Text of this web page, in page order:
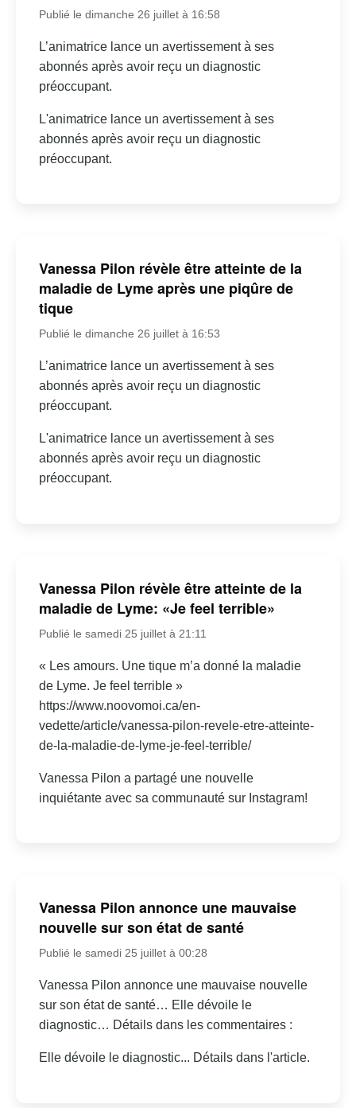
Publié le dimanche 26 juillet à 16:58
L’animatrice lance un avertissement à ses
abonnés après avoir reçu un diagnostic
préoccupant.
L'animatrice lance un avertissement à ses
abonnés après avoir reçu un diagnostic
préoccupant.
Vanessa Pilon révèle être atteinte de la
maladie de Lyme après une piqûre de
tique
Publié le dimanche 26 juillet à 16:53
L’animatrice lance un avertissement à ses
abonnés après avoir reçu un diagnostic
préoccupant.
L'animatrice lance un avertissement à ses
abonnés après avoir reçu un diagnostic
préoccupant.
Vanessa Pilon révèle être atteinte de la
maladie de Lyme: «Je feel terrible»
Publié le samedi 25 juillet à 21:11
« Les amours. Une tique m’a donné la maladie
de Lyme. Je feel terrible »
https://www.noovomoi.ca/en-
vedette/article/vanessa-pilon-revele-etre-atteinte-
de-la-maladie-de-lyme-je-feel-terrible/
Vanessa Pilon a partagé une nouvelle
inquiétante avec sa communauté sur Instagram!
Vanessa Pilon annonce une mauvaise
nouvelle sur son état de santé
Publié le samedi 25 juillet à 00:28
Vanessa Pilon annonce une mauvaise nouvelle
sur son état de santé… Elle dévoile le
diagnostic… Détails dans les commentaires :
Elle dévoile le diagnostic... Détails dans l'article.